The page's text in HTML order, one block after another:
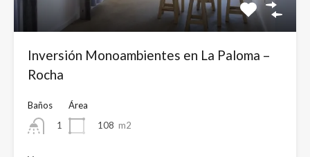
Inversión Monoambientes en La Paloma –
Rocha
Baños
1
Área
108 m2